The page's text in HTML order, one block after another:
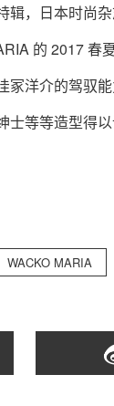
辑，日本时尚
的 2017 春
冢洋介的驾驭
等等造型得
WACKO MARIA